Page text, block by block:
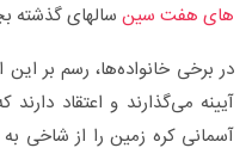
های هفت سین سالهای گذشته
در برخی خانواده‌ها، رسم بر
آیینه می‌گذارند و اعتقاد
آسمانی کره زمین را از شاخی